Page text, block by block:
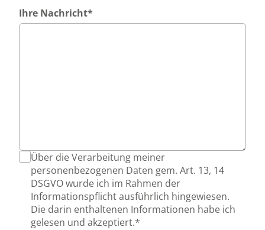
Ihre Nachricht*
Über die Verarbeitung meiner
personenbezogenen Daten gem. Art. 13, 14
DSGVO wurde ich im Rahmen der
Informationspflicht ausführlich hingewiesen.
Die darin enthaltenen Informationen habe ich
gelesen und akzeptiert.*